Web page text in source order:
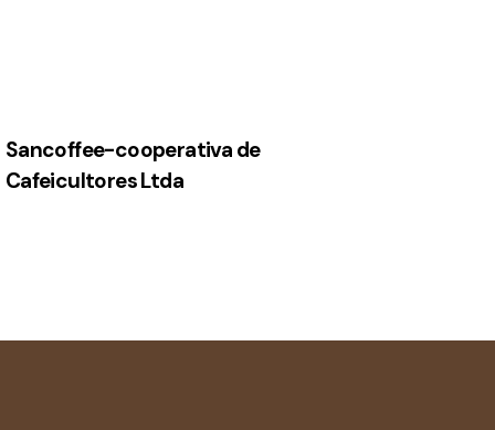
Sancoffee-cooperativa de
Cafeicultores Ltda